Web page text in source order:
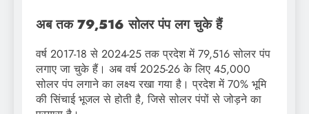
अब तक 79,516 सोलर पंप लग चुके हैं
वर्ष 2017-18 से 2024-25 तक प्रदेश में 79,516 सोलर पंप
लगाए जा चुके हैं। अब वर्ष 2025-26 के लिए 45,000
सोलर पंप लगाने का लक्ष्य रखा गया है। प्रदेश में 70% भूमि
की सिंचाई भूजल से होती है, जिसे सोलर पंपों से जोड़ने का